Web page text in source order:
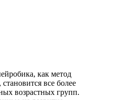
как метод
все более
возрастных групп.